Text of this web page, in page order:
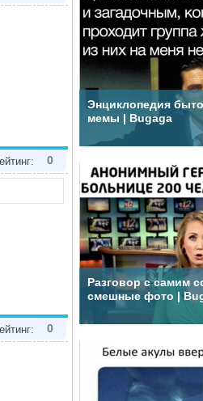
0
0
Энциклопедия
мемы | Bugaga
Разговор с самим
смешные фото |